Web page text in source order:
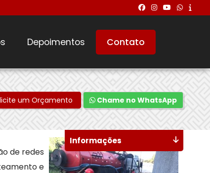
Depoimentos Contato
um Orçamento Chame no WhatsApp
de redes
e
Informações